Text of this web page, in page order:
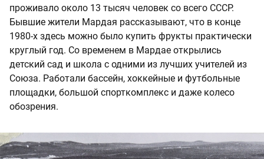
проживало около 13 тысяч человек со всего СССР.
Бывшие жители Мардая рассказывают, что в конце
1980-х здесь можно было купить фрукты практически
круглый год. Со временем в Мардае открылись
детский сад и школа с одними из лучших учителей из
Союза. Работали бассейн, хоккейные и футбольные
площадки, большой спорткомплекс и даже колесо
обозрения.